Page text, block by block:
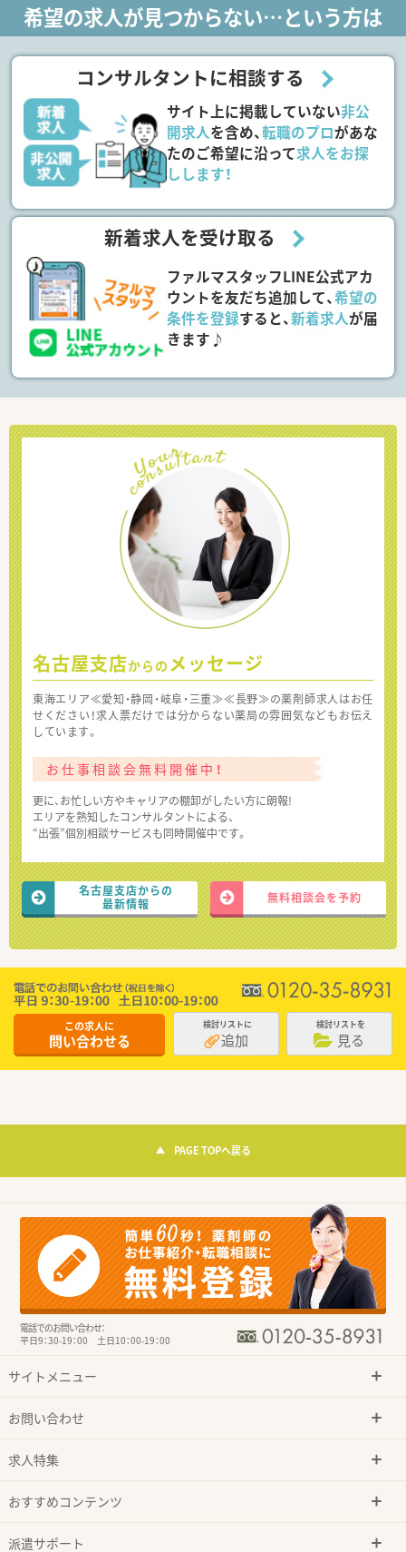
希望の求人が見つからない…という方は
コンサルタントに相談する
サイト上に掲載していない非公
開求人を含め、転職のプロがあな
たのご希望に沿って求人をお探
しします！
新着求人を受け取る
ファルマスタッフLINE公式アカ
ウントを友だち追加して、希望の
条件を登録すると、新着求人が届
きます♪
名古屋支店からの メッセージ
東海エリア≪愛知・静岡・岐阜・三重≫≪長野≫の薬剤師求人はお任
せください！求人票だけでは分からない薬局の雰囲気などもお伝え
しています。
お仕事相談会無料開催中！
更に、お忙しい方やキャリアの棚卸がしたい方に朗報!
エリアを熟知したコンサルタントによる、
“出張”個別相談サービスも同時開催中です。
名古屋支店からの
最新情報
無料相談会を予約
この求人に
問い合わせる
検討リストに
追加
検討リストを
見る
PAGE TOPへ戻る
電話でのお問い合わせ：
平日9：30-19：00 土日10：00-19：00
サイトメニュー
お問い合わせ
求人特集
おすすめコンテンツ
派遣サポート